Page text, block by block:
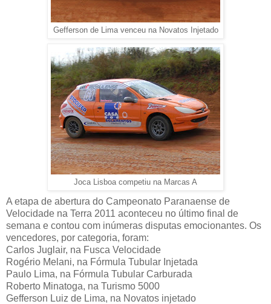
Gefferson de Lima venceu na Novatos Injetado
Joca Lisboa competiu na Marcas A
A etapa de abertura do Campeonato Paranaense de
Velocidade na Terra 2011 aconteceu no último final de
semana e contou com inúmeras disputas emocionantes. Os
vencedores, por categoria, foram:
Carlos Juglair, na Fusca Velocidade
Rogério Melani, na Fórmula Tubular Injetada
Paulo Lima, na Fórmula Tubular Carburada
Roberto Minatoga, na Turismo 5000
Gefferson Luiz de Lima, na Novatos injetado